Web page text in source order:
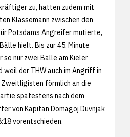
zu, hatten zudem mit
Klassemann zwischen den
Potsdams Angreifer mutierte,
hielt. Bis zur 45. Minute
nur zwei Bälle am Kieler
weil der THW auch im Angriff in
förmlich an die
spätestens nach dem
von Kapitän Domagoj Duvnjak
vorentschieden.